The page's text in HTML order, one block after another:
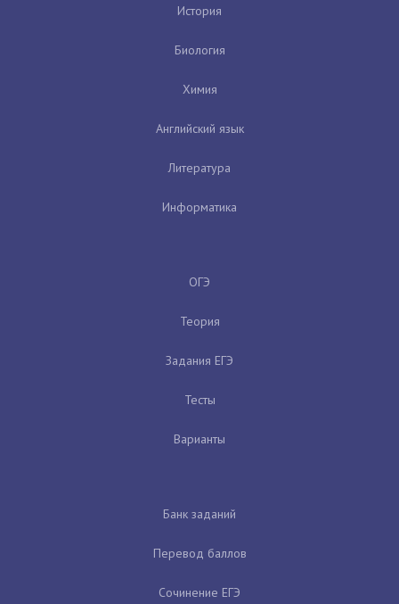
История
Биология
Химия
Английский язык
Литература
Информатика
ОГЭ
Теория
Задания ЕГЭ
Тесты
Варианты
Банк заданий
Перевод баллов
Сочинение ЕГЭ